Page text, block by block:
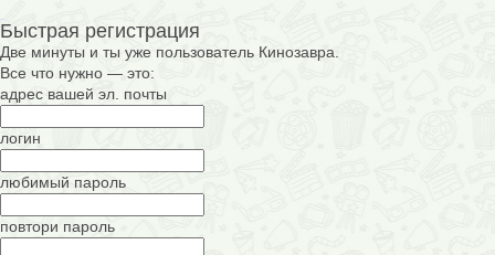
Быстрая регистрация
Две минуты и ты уже пользователь Кинозавра.
Все что нужно — это:
адрес вашей эл. почты
логин
любимый пароль
повтори пароль